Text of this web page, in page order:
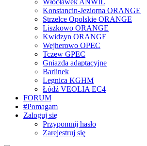
Włocławek ANWIL
Konstancin-Jeziorna ORANGE
Strzelce Opolskie ORANGE
Liszkowo ORANGE
Kwidzyn ORANGE
Wejherowo OPEC
Tczew GPEC
Gniazda adaptacyjne
Barlinek
Legnica KGHM
Łódź VEOLIA EC4
FORUM
#Pomagam
Zaloguj się
Przypomnij hasło
Zarejestruj się